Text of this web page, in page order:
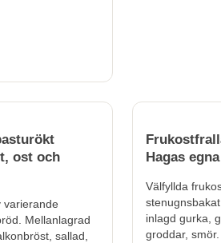
ost och
varierande
Mellanlagrad
sallad,
Hagas
Välfyllda
inlagd gurka,
groddar, smör.